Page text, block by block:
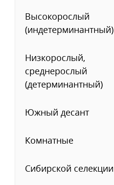
Высокорослый
(индетерминантный)
Низкорослый,
среднерослый
(детерминантный)
Южный десант
Комнатные
Сибирской селекции